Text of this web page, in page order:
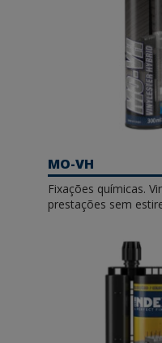
MO-VH
Fixações químicas.
prestações sem